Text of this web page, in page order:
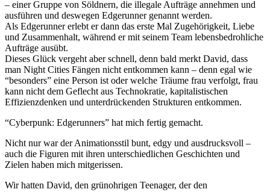
– einer Gruppe von Söldnern, die illegale Aufträge annehmen und
ausführen und deswegen Edgerunner genannt werden.
Als Edgerunner erlebt er dann das erste Mal Zugehörigkeit, Liebe
und Zusammenhalt, während er mit seinem Team lebensbedrohliche
Aufträge ausübt.
Dieses Glück vergeht aber schnell, denn bald merkt David, dass
man Night Cities Fängen nicht entkommen kann – denn egal wie
“besonders” eine Person ist oder welche Träume frau verfolgt, frau
kann nicht dem Geflecht aus Technokratie, kapitalistischen
Effizienzdenken und unterdrückenden Strukturen entkommen.
“Cyberpunk: Edgerunners” hat mich fertig gemacht.
Nicht nur war der Animationsstil bunt, edgy und ausdrucksvoll –
auch die Figuren mit ihren unterschiedlichen Geschichten und
Zielen haben mich mitgerissen.
Wir hatten David, den grünohrigen Teenager, der den